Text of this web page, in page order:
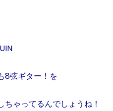
弦ギター！を
ゃってるんでしょうね！